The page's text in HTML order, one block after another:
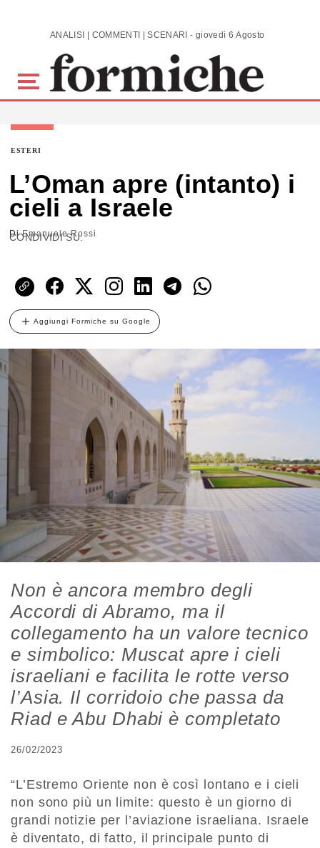
Skip to main content ANALISI | COMMENTI | SCENARI - giovedì 6 Agosto 2026
ESTERI
L’Oman apre (intanto) i
cieli a Israele
DiEmanuele Rossi
CONDIVIDI SU:
Aggiungi Formiche su Google
Non è ancora membro degli
Accordi di Abramo, ma il
collegamento ha un valore tecnico
e simbolico: Muscat apre i cieli
israeliani e facilita le rotte verso
l’Asia. Il corridoio che passa da
Riad e Abu Dhabi è completato
26/02/2023
“L’Estremo Oriente non è così lontano e i cieli
non sono più un limite: questo è un giorno di
grandi notizie per l’aviazione israeliana. Israele
è diventato, di fatto, il principale punto di